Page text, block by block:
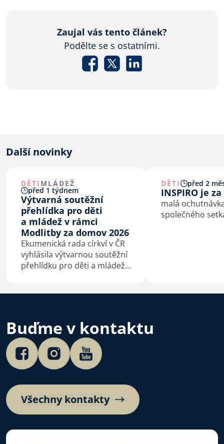
Zaujal vás tento článek?
Podělte se s ostatními.
Další novinky
DĚTI MLÁDEŽ
před 1 týdnem
Výtvarná soutěžní
přehlídka pro děti
a mládež v rámci
Modlitby za domov 2026
Ekumenická rada církví v ČR
vyhlásila výtvarnou soutěžní
přehlídku pro děti a mládež
DĚTI před 2
INSPIRO je
malá
společného
Buďme v kontaktu
Všechny kontakty